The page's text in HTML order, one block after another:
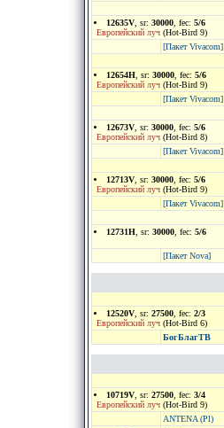
12635V , sr: 30000 , fec: 5/6
Европейский луч (Hot-Bird 9)
[Пакет Vivacom]
12654H , sr: 30000 , fec: 5/6
Европейский луч (Hot-Bird 9)
[Пакет Vivacom]
12673V , sr: 30000 , fec: 5/6
Европейский луч (Hot-Bird 8)
[Пакет Vivacom]
12713V , sr: 30000 , fec: 5/6
Европейский луч (Hot-Bird 9)
[Пакет Vivacom]
12731H , sr: 30000 , fec: 5/6
[Пакет Nova]
12520V , sr: 27500 , fec: 2/3
Европейский луч (Hot-Bird 6)
БогБлагТВ
10719V , sr: 27500 , fec: 3/4
Европейский луч (Hot-Bird 9)
ANTENA (Pl)